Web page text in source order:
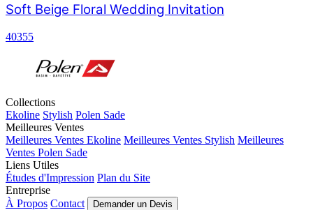
Soft Beige Floral Wedding Invitation
40355
Collections
Ekoline Stylish Polen Sade
Meilleures Ventes
Meilleures Ventes Ekoline Meilleures Ventes Stylish Meilleures
Ventes Polen Sade
Liens Utiles
Études d'Impression Plan du Site
Entreprise
À Propos Contact Demander un Devis